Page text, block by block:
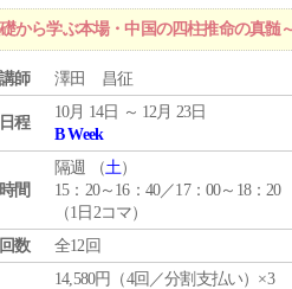
から学ぶ本場・中国の四柱推命の真髄
講師 澤田 昌征
日程
10月 14日 ～ 12月 23日
B Week
時間
隔週 （土）
15：20～16：40／17：00～18：20
（1日2コマ）
回数
全12回
14,580円（4回／分割支払い）×3